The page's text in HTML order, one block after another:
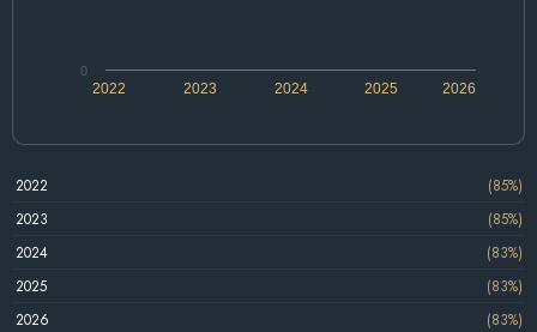
2022 2024 2026
2023 2025
0
2022
(85%)
2023
(85%)
2024
(83%)
2025
(83%)
2026
(83%)